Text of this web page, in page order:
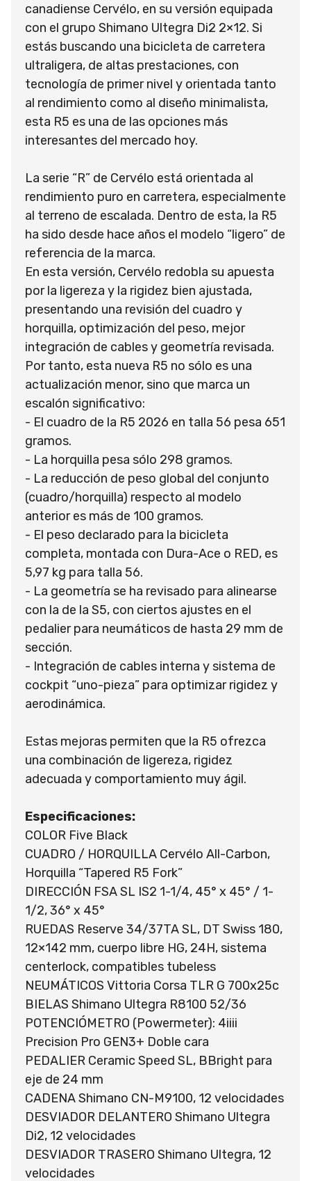
canadiense Cervélo, en su versión equipada
con el grupo Shimano Ultegra Di2 2×12. Si
estás buscando una bicicleta de carretera
ultraligera, de altas prestaciones, con
tecnología de primer nivel y orientada tanto
al rendimiento como al diseño minimalista,
esta R5 es una de las opciones más
interesantes del mercado hoy.
La serie “R” de Cervélo está orientada al
rendimiento puro en carretera, especialmente
al terreno de escalada. Dentro de esta, la R5
ha sido desde hace años el modelo “ligero” de
referencia de la marca.
En esta versión, Cervélo redobla su apuesta
por la ligereza y la rigidez bien ajustada,
presentando una revisión del cuadro y
horquilla, optimización del peso, mejor
integración de cables y geometría revisada.
Por tanto, esta nueva R5 no sólo es una
actualización menor, sino que marca un
escalón significativo:
- El cuadro de la R5 2026 en talla 56 pesa 651
gramos.
- La horquilla pesa sólo 298 gramos.
- La reducción de peso global del conjunto
(cuadro/horquilla) respecto al modelo
anterior es más de 100 gramos.
- El peso declarado para la bicicleta
completa, montada con Dura-Ace o RED, es
5,97 kg para talla 56.
- La geometría se ha revisado para alinearse
con la de la S5, con ciertos ajustes en el
pedalier para neumáticos de hasta 29 mm de
sección.
- Integración de cables interna y sistema de
cockpit “uno-pieza” para optimizar rigidez y
aerodinámica.
Estas mejoras permiten que la R5 ofrezca
una combinación de ligereza, rigidez
adecuada y comportamiento muy ágil.
Especificaciones:
COLOR Five Black
CUADRO / HORQUILLA Cervélo All-Carbon,
Horquilla “Tapered R5 Fork”
DIRECCIÓN FSA SL IS2 1-1/4, 45° x 45° / 1-
1/2, 36° x 45°
RUEDAS Reserve 34/37TA SL, DT Swiss 180,
12×142 mm, cuerpo libre HG, 24H, sistema
centerlock, compatibles tubeless
NEUMÁTICOS Vittoria Corsa TLR G 700x25c
BIELAS Shimano Ultegra R8100 52/36
POTENCIÓMETRO (Powermeter): 4iiii
Precision Pro GEN3+ Doble cara
PEDALIER Ceramic Speed SL, BBright para
eje de 24 mm
CADENA Shimano CN-M9100, 12 velocidades
DESVIADOR DELANTERO Shimano Ultegra
Di2, 12 velocidades
DESVIADOR TRASERO Shimano Ultegra, 12
velocidades